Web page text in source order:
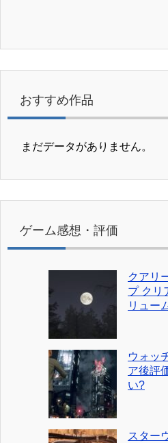
おすすめ作品
まだデータがありません。
ゲーム感想・評価
クアリ
プ クリ
リュー
ウォッ
ア後評
い?
スター